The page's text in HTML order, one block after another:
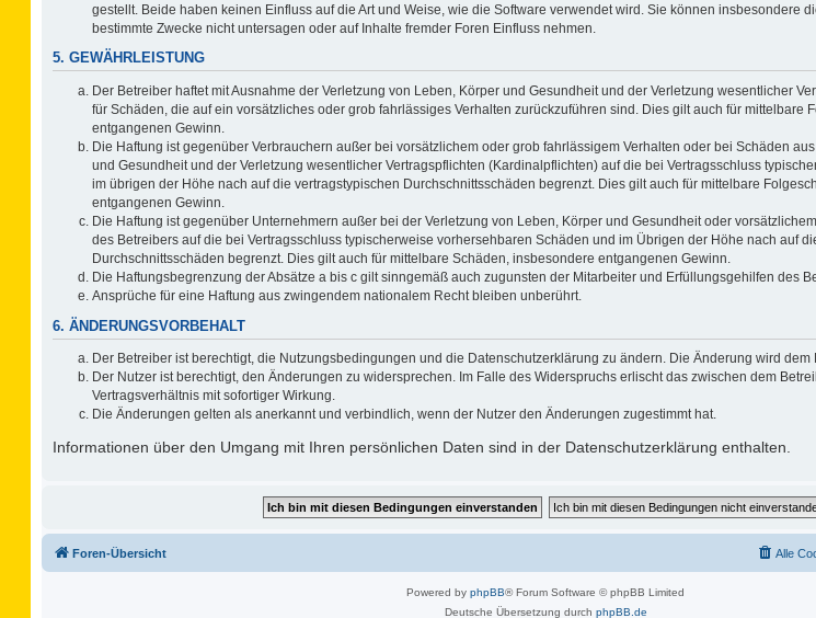
gestellt. Beide haben keinen Einfluss auf die Art und Weise, wie die Software verwendet wird. Sie können insbesondere
bestimmte Zwecke nicht untersagen oder auf Inhalte fremder Foren Einfluss nehmen.
5. GEWÄHRLEISTUNG
Der Betreiber haftet mit Ausnahme der Verletzung von Leben, Körper und Gesundheit und der Verletzung wesentlicher
für Schäden, die auf ein vorsätzliches oder grob fahrlässiges Verhalten zurückzuführen sind. Dies gilt auch für mittelbare
entgangenen Gewinn.
Die Haftung ist gegenüber Verbrauchern außer bei vorsätzlichem oder grob fahrlässigem Verhalten oder bei Schäden
und Gesundheit und der Verletzung wesentlicher Vertragspflichten (Kardinalpflichten) auf die bei Vertragsschluss
im übrigen der Höhe nach auf die vertragstypischen Durchschnittsschäden begrenzt. Dies gilt auch für mittelbare
entgangenen Gewinn.
Die Haftung ist gegenüber Unternehmern außer bei der Verletzung von Leben, Körper und Gesundheit oder
des Betreibers auf die bei Vertragsschluss typischerweise vorhersehbaren Schäden und im Übrigen der Höhe nach auf
Durchschnittsschäden begrenzt. Dies gilt auch für mittelbare Schäden, insbesondere entgangenen Gewinn.
Die Haftungsbegrenzung der Absätze a bis c gilt sinngemäß auch zugunsten der Mitarbeiter und Erfüllungsgehilfen des
Ansprüche für eine Haftung aus zwingendem nationalem Recht bleiben unberührt.
6. ÄNDERUNGSVORBEHALT
Der Betreiber ist berechtigt, die Nutzungsbedingungen und die Datenschutzerklärung zu ändern. Die Änderung wird dem
Der Nutzer ist berechtigt, den Änderungen zu widersprechen. Im Falle des Widerspruchs erlischt das zwischen dem
Vertragsverhältnis mit sofortiger Wirkung.
Die Änderungen gelten als anerkannt und verbindlich, wenn der Nutzer den Änderungen zugestimmt hat.
Informationen über den Umgang mit Ihren persönlichen Daten sind in der Datenschutzerklärung enthalten.
Foren-Übersicht Alle
Powered by phpBB® Forum Software © phpBB Limited
Deutsche Übersetzung durch phpBB.de